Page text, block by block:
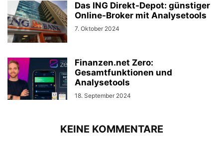
Das ING Direkt-Depot: günstiger
Online-Broker mit Analysetools
7. Oktober 2024
Finanzen.net Zero:
Gesamtfunktionen und
Analysetools
18. September 2024
KEINE KOMMENTARE